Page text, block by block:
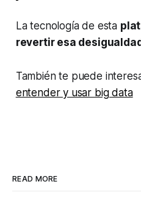
La tecnología de esta
revertir esa
También te puede
entender y usar big data
READ MORE